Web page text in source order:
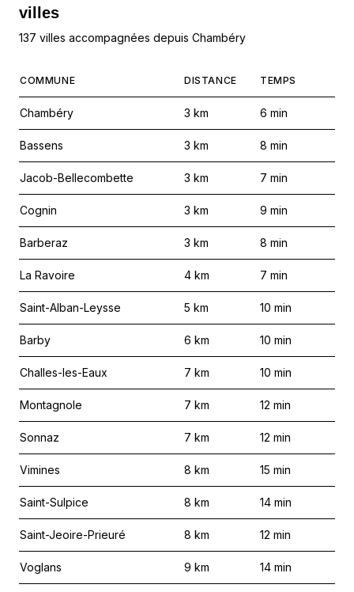
villes
137 villes accompagnées depuis Chambéry
COMMUNE DISTANCE TEMPS
Chambéry 3 km 6 min
Bassens 3 km 8 min
Jacob-Bellecombette 3 km 7 min
Cognin 3 km 9 min
Barberaz 3 km 8 min
La Ravoire 4 km 7 min
Saint-Alban-Leysse 5 km 10 min
Barby 6 km 10 min
Challes-les-Eaux 7 km 10 min
Montagnole 7 km 12 min
Sonnaz 7 km 12 min
Vimines 8 km 15 min
Saint-Sulpice 8 km 14 min
Saint-Jeoire-Prieuré 8 km 12 min
Voglans 9 km 14 min